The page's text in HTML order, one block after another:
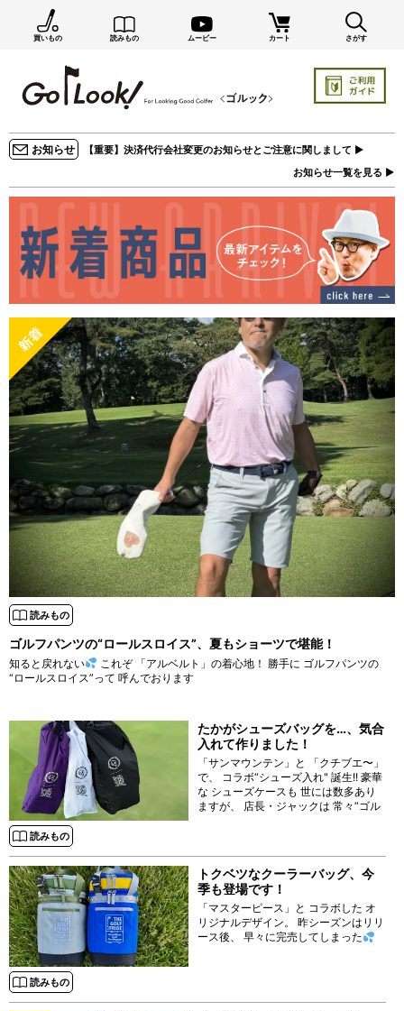
買いもの 読みもの ムービー カート さがす
お知らせ
【重要】決済代行会社変更のお知らせとご注意に関しまして ▶
お知らせ一覧を見る ▶
読みもの
ゴルフパンツの“ロールスロイス”、夏もショーツで堪能！
知ると戻れない
これぞ 「アルベルト」の着心地！ 勝手に ゴルフパンツの
“ロールスロイス”って 呼んでおります
読みもの
たかがシューズバッグを…、気合
入れて作りました！
「サンマウンテン」と 「クチブエ〜」
で、 コラボ“シューズ入れ" 誕生!! 豪華
な シューズケースも 世には数多あり
ますが、 店長・ジャックは 常々“ゴル
読みもの
トクベツなクーラーバッグ、今
季も登場です！
「マスターピース」と コラボした オ
リジナルデザイン。 昨シーズンはリリ
ース後、 早々に完売してしまった
×
GO/LOOK! からのお知らせ（受信設定）
新商品情報や編集部のオススメ、オトクな情報・買い
まだご登録でない方はぜひ！
店長ジャック厳選の新作商品情報をいち早くお届け（メルマガ）
編集部セレクトのスタイル提案・お得情報（ダイレクトメール）
カートに残っている商品のお知らせ（買い忘れ通知）
お知らせを受け取る
いつでもメール内のリンクから配信停止できます